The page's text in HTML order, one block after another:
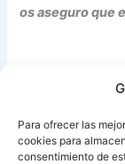
Para ofrecer las
cookies para
consentimiento de
os aseguro que
Gracias Ana,